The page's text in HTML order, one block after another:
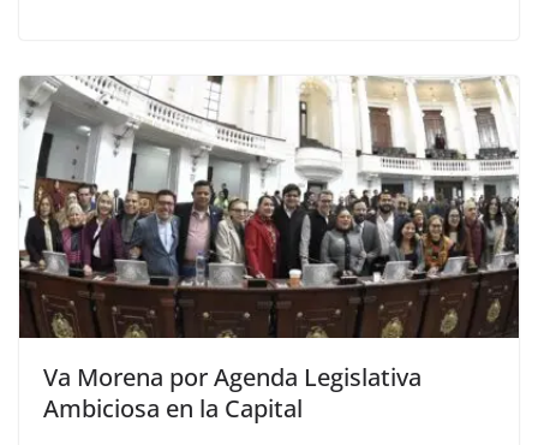
Va Morena por Agenda Legislativa
Ambiciosa en la Capital